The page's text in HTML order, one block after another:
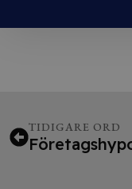
TIDIGARE ORD